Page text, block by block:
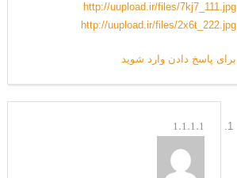
http://uupload.ir/files/7kj7_111.jpg
http://uupload.ir/files/2x6t_222.jpg
برای پاسخ دادن وارد شوید
1.1.1.1